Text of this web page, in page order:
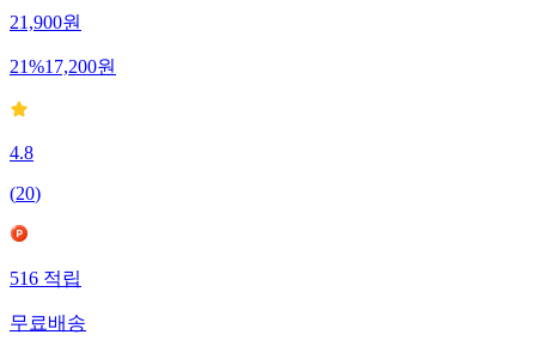
21,900원
21%17,200원
4.8
(20)
516적립
무료배송